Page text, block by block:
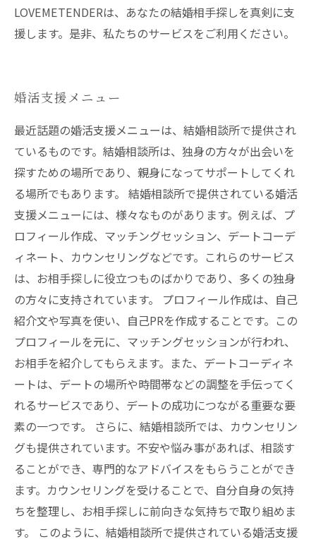
LOVEMETENDERは、あなたの結婚相手探しを真剣に支
援します。是非、私たちのサービスをご利用ください。
婚活支援メニュー
最近話題の婚活支援メニューは、結婚相談所で提供され
ているものです。結婚相談所は、独身の方々が出会いを
探すための場所であり、親身になってサポートしてくれ
る場所でもあります。 結婚相談所で提供されている婚活
支援メニューには、様々なものがあります。例えば、プ
ロフィール作成、マッチングセッション、デートコーデ
ィネート、カウンセリングなどです。これらのサービス
は、お相手探しに役立つものばかりであり、多くの独身
の方々に支持されています。 プロフィール作成は、自己
紹介文や写真を使い、自己PRを作成することです。この
プロフィールを元に、マッチングセッションが行われ、
お相手を紹介してもらえます。また、デートコーディネ
ートは、デートの場所や時間帯などの調整を手伝ってく
れるサービスであり、デートの成功につながる重要な要
素の一つです。 さらに、結婚相談所では、カウンセリン
グも提供されています。不安や悩み事があれば、相談す
ることができ、専門的なアドバイスをもらうことができ
ます。カウンセリングを受けることで、自分自身の気持
ちを整理し、お相手探しに前向きな気持ちで取り組めま
す。 このように、結婚相談所で提供されている婚活支援